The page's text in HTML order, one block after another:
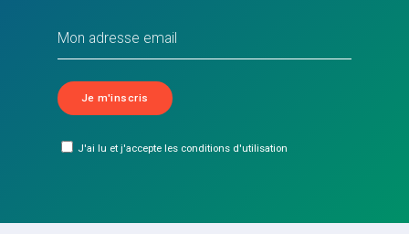
J'ai lu et j'accepte les conditions d'utilisation